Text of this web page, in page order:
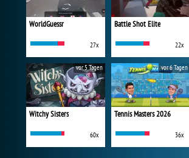
WorldGuessr
27x
Battle Shot Elite
22x
Witchy Sisters
60x
vor 5 Tagen
Tennis Masters 2026
36x
vor 6 Tagen